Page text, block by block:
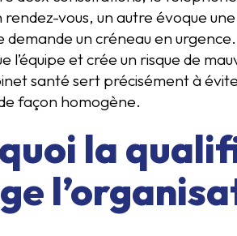
vous, un autre évoque
demande un créneau en
l’équipe et crée un risque de
santé sert précisément à
façon homogène.
la